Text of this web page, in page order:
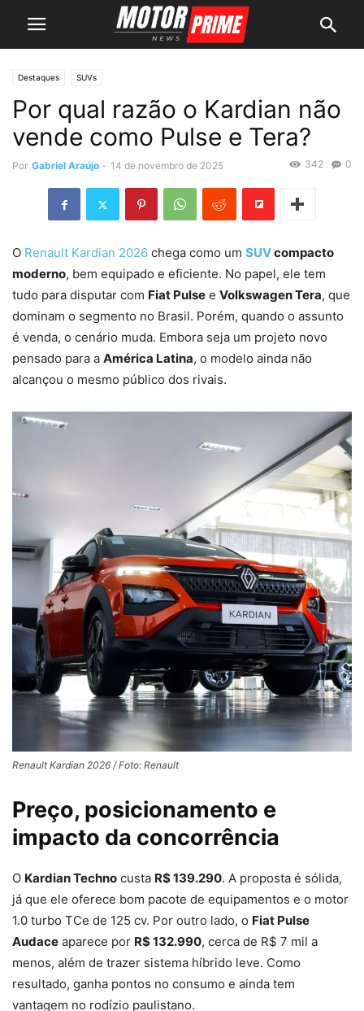
Destaques SUVs
Por qual razão o Kardian não
vende como Pulse e Tera?
Por Gabriel Araújo - 14 de novembro de 2025 0
342
O Renault Kardian 2026 chega como um SUVcompacto
moderno, bem equipado e eficiente. No papel, ele tem
tudo para disputar com Fiat Pulse e Volkswagen Tera, que
dominam o segmento no Brasil. Porém, quando o assunto
é venda, o cenário muda. Embora seja um projeto novo
pensado para a América Latina, o modelo ainda não
alcançou o mesmo público dos rivais.
Renault Kardian 2026 / Foto: Renault
Preço, posicionamento e
impacto da concorrência
O Kardian Techno custa R$ 139.290. A proposta é sólida,
já que ele oferece bom pacote de equipamentos e o motor
1.0 turbo TCe de 125 cv. Por outro lado, o Fiat Pulse
Audace aparece por R$ 132.990, cerca de R$ 7 mil a
menos, além de trazer sistema híbrido leve. Como
resultado, ganha pontos no consumo e ainda tem
vantagem no rodízio paulistano.